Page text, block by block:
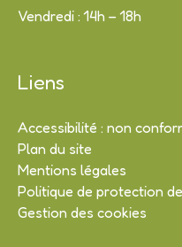
Vendredi : 14h – 18h
Liens
Accessibilité : non
Plan du site
Mentions légales
Politique de protection
Gestion des cookies